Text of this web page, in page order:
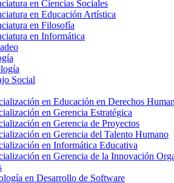
en Ciencias Sociales
en Educación Artística
en Filosofía
en Informática
Social
en Educación en Derechos
en Gerencia Estratégica
en Gerencia de Proyectos
en Gerencia del Talento Humano
en Informática Educativa
en Gerencia de la Innovación
en Desarrollo de Software